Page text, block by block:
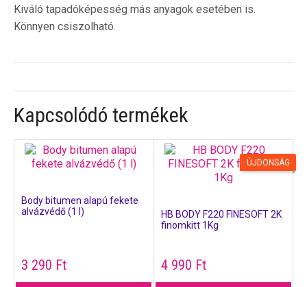
Kiváló tapadóképesség más anyagok esetében is.
Könnyen csiszolható.
Kapcsolódó termékek
Body bitumen alapú fekete
alvázvédő (1 l)
3 290 Ft
ÚJDONSÁG
HB BODY F220 FINESOFT 2K
finomkitt 1Kg
4 990 Ft